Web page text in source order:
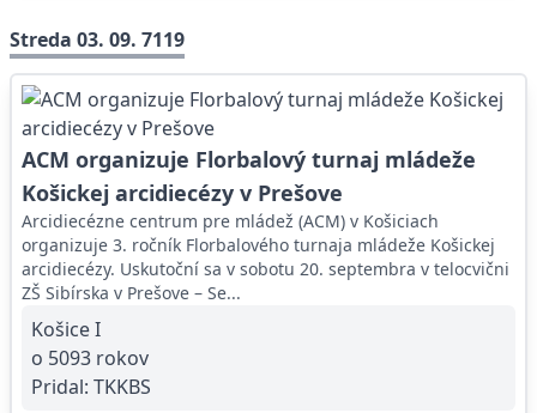
Streda 03. 09. 7119
ACM organizuje Florbalový turnaj mládeže
Košickej arcidiecézy v Prešove
Arcidiecézne centrum pre mládež (ACM) v Košiciach
organizuje 3. ročník Florbalového turnaja mládeže Košickej
arcidiecézy. Uskutoční sa v sobotu 20. septembra v telocvični
ZŠ Sibírska v Prešove – Se...
Košice I
o 5093 rokov
Pridal: TKKBS